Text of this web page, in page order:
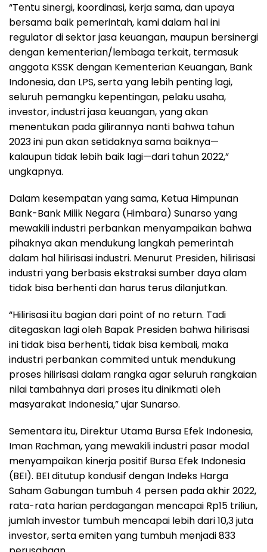
“Tentu sinergi, koordinasi, kerja sama, dan upaya
bersama baik pemerintah, kami dalam hal ini
regulator di sektor jasa keuangan, maupun bersinergi
dengan kementerian/lembaga terkait, termasuk
anggota KSSK dengan Kementerian Keuangan, Bank
Indonesia, dan LPS, serta yang lebih penting lagi,
seluruh pemangku kepentingan, pelaku usaha,
investor, industri jasa keuangan, yang akan
menentukan pada gilirannya nanti bahwa tahun
2023 ini pun akan setidaknya sama baiknya—
kalaupun tidak lebih baik lagi—dari tahun 2022,”
ungkapnya.
Dalam kesempatan yang sama, Ketua Himpunan
Bank-Bank Milik Negara (Himbara) Sunarso yang
mewakili industri perbankan menyampaikan bahwa
pihaknya akan mendukung langkah pemerintah
dalam hal hilirisasi industri. Menurut Presiden, hilirisasi
industri yang berbasis ekstraksi sumber daya alam
tidak bisa berhenti dan harus terus dilanjutkan.
“Hilirisasi itu bagian dari point of no return. Tadi
ditegaskan lagi oleh Bapak Presiden bahwa hilirisasi
ini tidak bisa berhenti, tidak bisa kembali, maka
industri perbankan commited untuk mendukung
proses hilirisasi dalam rangka agar seluruh rangkaian
nilai tambahnya dari proses itu dinikmati oleh
masyarakat Indonesia,” ujar Sunarso.
Sementara itu, Direktur Utama Bursa Efek Indonesia,
Iman Rachman, yang mewakili industri pasar modal
menyampaikan kinerja positif Bursa Efek Indonesia
(BEI). BEI ditutup kondusif dengan Indeks Harga
Saham Gabungan tumbuh 4 persen pada akhir 2022,
rata-rata harian perdagangan mencapai Rp15 triliun,
jumlah investor tumbuh mencapai lebih dari 10,3 juta
investor, serta emiten yang tumbuh menjadi 833